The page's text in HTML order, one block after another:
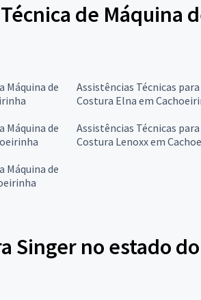
de Máquina
Máquina de
Assistências Técnicas
Costura Elna em
Máquina de
Assistências Técnicas
Costura Lenoxx em
Máquina de
Singer no estado